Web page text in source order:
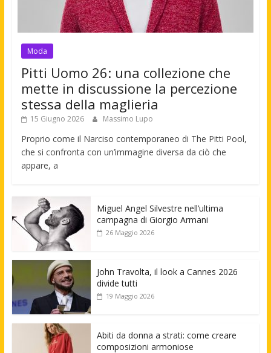
Moda
Pitti Uomo 26: una collezione che
mette in discussione la percezione
stessa della maglieria
15 Giugno 2026 Massimo Lupo
Proprio come il Narciso contemporaneo di The Pitti Pool,
che si confronta con un’immagine diversa da ciò che
appare, a
Miguel Angel Silvestre nell’ultima
campagna di Giorgio Armani
26 Maggio 2026
John Travolta, il look a Cannes 2026
divide tutti
19 Maggio 2026
Abiti da donna a strati: come creare
composizioni armoniose